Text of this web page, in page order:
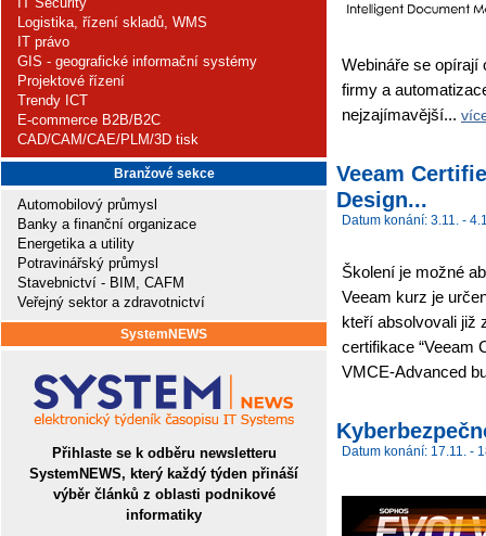
Logistika, řízení skladů, WMS
IT právo
GIS - geografické informační systémy
Projektové řízení
Trendy ICT
E-commerce B2B/B2C
CAD/CAM/CAE/PLM/3D tisk
Branžové sekce
Automobilový průmysl
Banky a finanční organizace
Energetika a utility
Potravinářský průmysl
Stavebnictví - BIM, CAFM
Veřejný sektor a zdravotnictví
SystemNEWS
Přihlaste se k odběru newsletteru
SystemNEWS, který každý týden přináší
výběr článků z oblasti podnikové
informatiky
Webináře se opírají
firmy a
nejzajímavější...
Veeam
Design...
Datum konání: 3.11. -
Školení je možné
Veeam kurz je
kteří absolvovali již
certifikace “Veeam
VMCE-Advanced
Datum konání: 17.11. -